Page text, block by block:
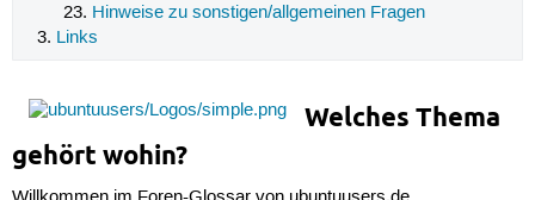
Hinweise zu sonstigen/allgemeinen Fragen
Links
Welches Thema
gehört wohin?